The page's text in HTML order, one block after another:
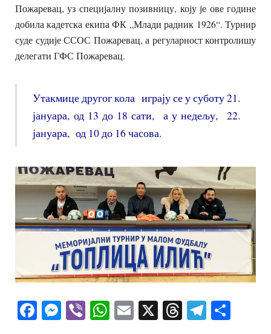
Пожаревац, уз специјалну позивницу, коју је ове године
добила кадетска екипа ФК „Млади радник 1926“. Турнир
суде судије ССОС Пожаревац, а регуларност контролишу
делегати ГФС Пожаревац.
Утакмице другог кола играју се у суботу 21.
јануара, од 13 до 18 сати, а у недељу, 22.
јануара, од 10 до 16 часова.
Facebook
Messenger
ViberWhatsApp
Email
X Threads